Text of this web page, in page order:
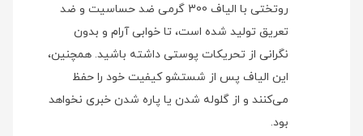
روتختی با الیاف 300 گرمی ضد حساسیت و ضد
تعریق تولید شده است، تا خوابی آرام و بدون
نگرانی از تحریکات پوستی داشته باشید. همچنین،
این الیاف پس از شستشو کیفیت خود را حفظ
می‌کنند و از گلوله شدن یا پاره شدن خبری نخواهد
بود.